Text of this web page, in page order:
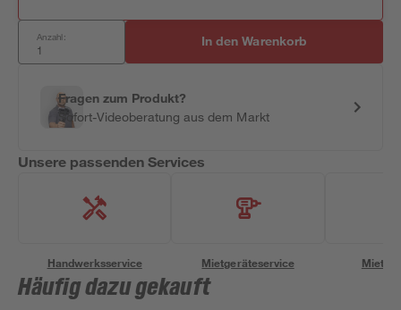
Anzahl: In den Warenkorb
Fragen zum Produkt?
Sofort-Videoberatung aus dem Markt
Unsere passenden Services
Handwerksservice Mietgeräteservice
Häufig dazu gekauft